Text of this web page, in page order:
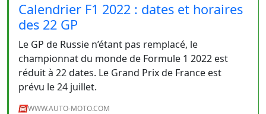
Calendrier F1 2022 : dates et horaires
des 22 GP
Le GP de Russie n’étant pas remplacé, le
championnat du monde de Formule 1 2022 est
réduit à 22 dates. Le Grand Prix de France est
prévu le 24 juillet.
WWW.AUTO-MOTO.COM